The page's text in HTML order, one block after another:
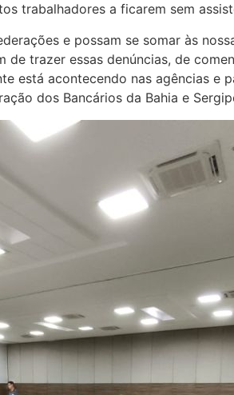
trabalhadores a ficarem sem
e possam se somar às
trazer essas denúncias, de
está acontecendo nas agências
dos Bancários da Bahia e